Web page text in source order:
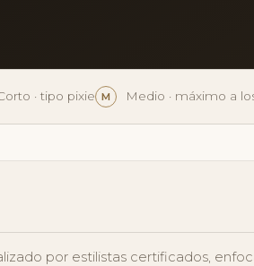
· tipo pixie M Medio · máximo a
por estilistas certificados,